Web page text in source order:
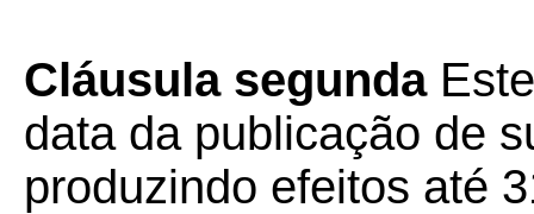
Cláusula segunda
data da publicação de
produzindo efeitos até